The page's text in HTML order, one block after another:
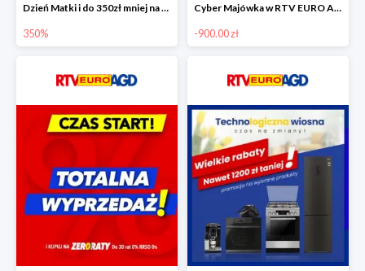
Dzień Matki i do 350zł mniej na wybrane produkty
350%
Cyber Majówka w RTV EURO AGD do -900 zł
-900.00 zł